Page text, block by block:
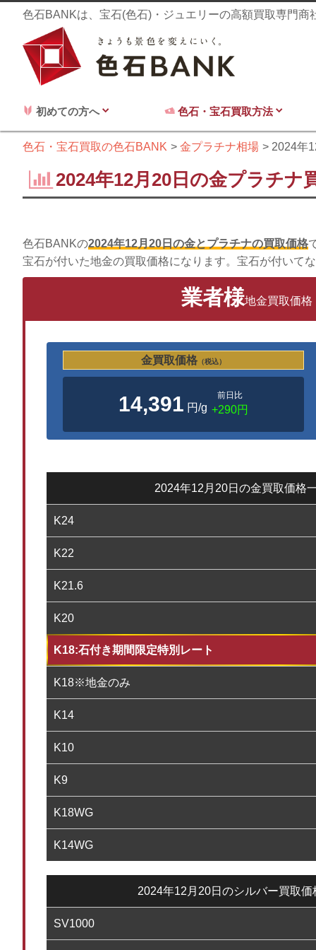
色石BANKは、宝石(色石)・ジュエリーの高額買取専門商
初めての方へ 色石・宝石買取方法
色石・宝石買取の色石BANK 金プラチナ相場 2024年
2024年12月20日の金プラチナ
色石BANKの2024年12月20日の金とプラチナの買取価格
宝石が付いた地金の買取価格になります。宝石が付いて
業者様地金買取価格
金買取価格（税込）
14,391 円/g
前日比
+290円
2024年12月20日の金買取価格
K24
K22
K21.6
K20
K18:石付き期間限定特別レート
K18※地金のみ
K14
K10
K9
K18WG
K14WG
2024年12月20日のシルバー買取価
SV1000